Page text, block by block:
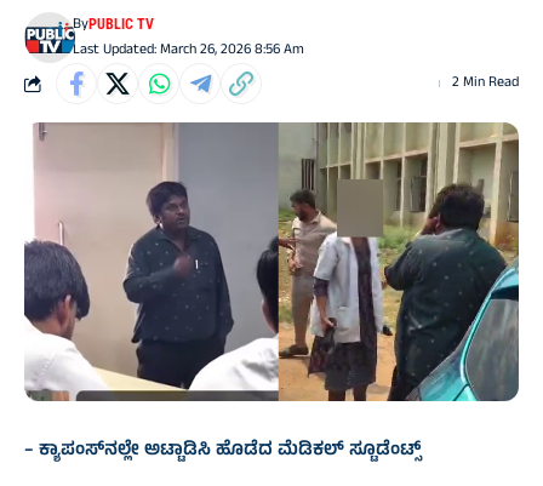
Last Updated: March 26, 2026 8:56 Am
ByPUBLIC TV
2 Min Read
– ಕ್ಯಾಪಂಸ್‌ನಲ್ಲೇ ಅಟ್ಟಾಡಿಸಿ ಹೊಡೆದ ಮೆಡಿಕಲ್‌ ಸ್ಟೂಡೆಂಟ್ಸ್‌